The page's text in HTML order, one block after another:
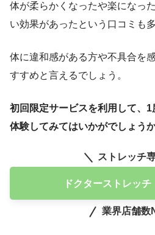
体が柔らかくなったや楽になっ
い効果があったという口コミも
体に違和感がある方や不具合を
すすめと言えるでしょう。
初回限定サービスを利用して、
体験してみてはいかがでしょうか
ストレッチ
ドクターストレッ
業界店舗数